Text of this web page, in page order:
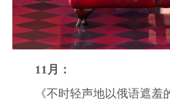
11月：
《不时轻声地以俄语遮